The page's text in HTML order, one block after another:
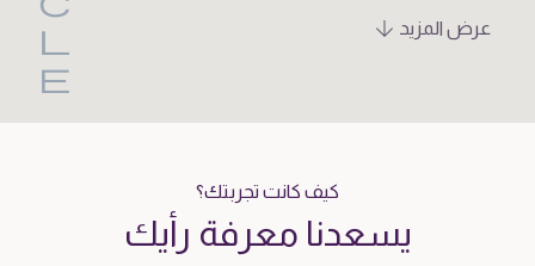
عرض المزيد
كيف كانت تجربتك؟
يسعدنا معرفة رأيك